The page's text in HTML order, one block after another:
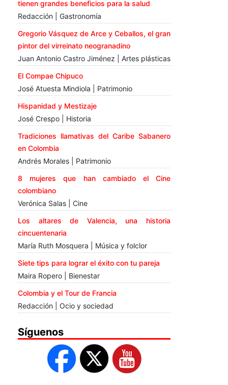
tienen grandes beneficios para la salud
Redacción | Gastronomía
Gregorio Vásquez de Arce y Ceballos, el gran
pintor del virreinato neogranadino
Juan Antonio Castro Jiménez | Artes plásticas
El Compae Chipuco
José Atuesta Mindiola | Patrimonio
Hispanidad y Mestizaje
José Crespo | Historia
Tradiciones llamativas del Caribe Sabanero
en Colombia
Andrés Morales | Patrimonio
8 mujeres que han cambiado el Cine
colombiano
Verónica Salas | Cine
Los altares de Valencia, una historia
cincuentenaria
María Ruth Mosquera | Música y folclor
Siete tips para lograr el éxito con tu pareja
Maira Ropero | Bienestar
Colombia y el Tour de Francia
Redacción | Ocio y sociedad
Síguenos